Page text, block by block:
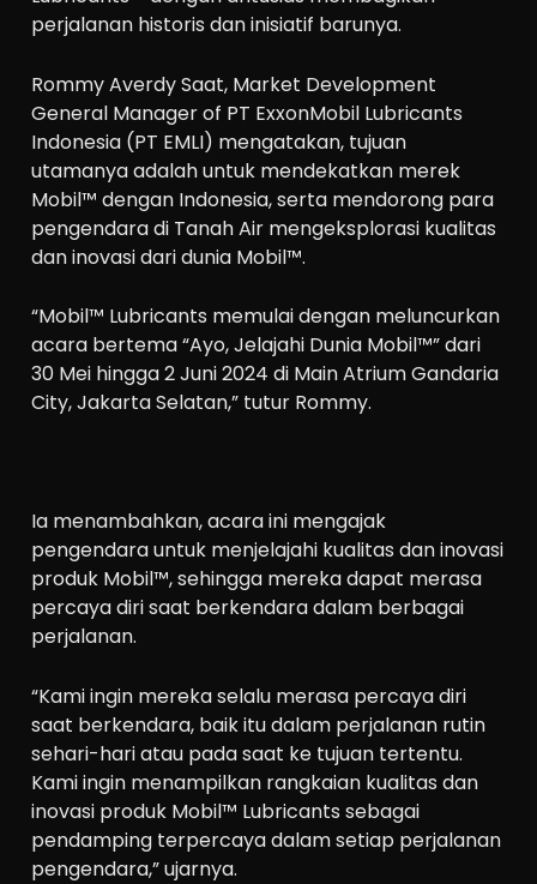
perjalanan historis dan inisiatif barunya.
Rommy Averdy Saat, Market Development
General Manager of PT ExxonMobil Lubricants
Indonesia (PT EMLI) mengatakan, tujuan
utamanya adalah untuk mendekatkan merek
Mobil™ dengan Indonesia, serta mendorong para
pengendara di Tanah Air mengeksplorasi kualitas
dan inovasi dari dunia Mobil™.
“Mobil™ Lubricants memulai dengan meluncurkan
acara bertema “Ayo, Jelajahi Dunia Mobil™” dari
30 Mei hingga 2 Juni 2024 di Main Atrium Gandaria
City, Jakarta Selatan,” tutur Rommy.
Ia menambahkan, acara ini mengajak
pengendara untuk menjelajahi kualitas dan inovasi
produk Mobil™, sehingga mereka dapat merasa
percaya diri saat berkendara dalam berbagai
perjalanan.
“Kami ingin mereka selalu merasa percaya diri
saat berkendara, baik itu dalam perjalanan rutin
sehari-hari atau pada saat ke tujuan tertentu.
Kami ingin menampilkan rangkaian kualitas dan
inovasi produk Mobil™ Lubricants sebagai
pendamping terpercaya dalam setiap perjalanan
pengendara,” ujarnya.